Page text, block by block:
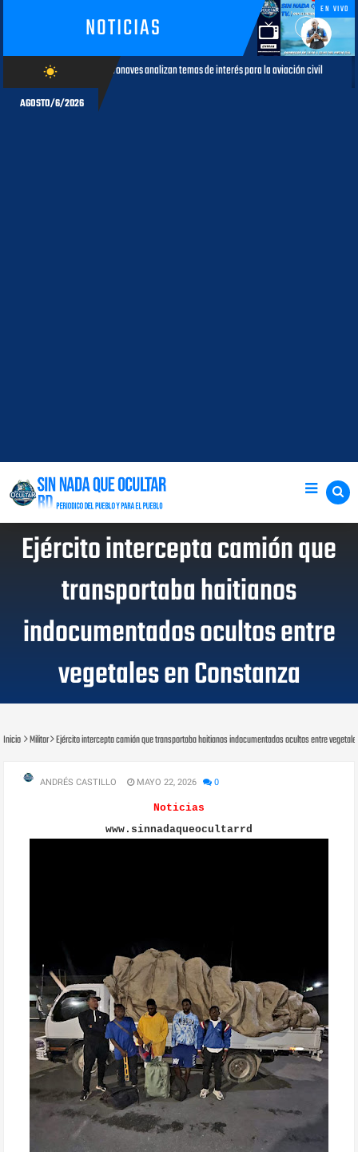
NOTICIAS
EN VIVO
wb_sunny
AGOSTO/6/2026
de aeronaves analizan temas de interés para la aviación civil AGOSTO 05, 2026
Ejército intercepta camión que
transportaba haitianos
indocumentados ocultos entre
vegetales en Constanza
Inicio Militar Ejército intercepta camión que transportaba haitianos indocumentados ocultos entre
ANDRÉS CASTILLO MAYO 22, 2026 0
Noticias
www.sinnadaqueocultarrd